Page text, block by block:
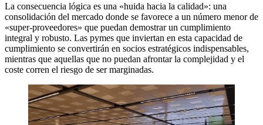
La consecuencia lógica es una «huida hacia la calidad»: una
consolidación del mercado donde se favorece a un número menor de
«super-proveedores» que puedan demostrar un cumplimiento
integral y robusto. Las pymes que inviertan en esta capacidad de
cumplimiento se convertirán en socios estratégicos indispensables,
mientras que aquellas que no puedan afrontar la complejidad y el
coste corren el riesgo de ser marginadas.